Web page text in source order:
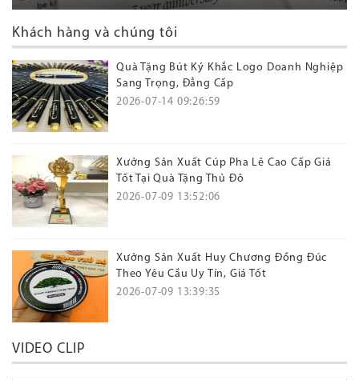
Khách hàng và chúng tôi
Quà Tặng Bút Ký Khắc Logo Doanh Nghiệp
Sang Trọng, Đẳng Cấp
2026-07-14 09:26:59
Xưởng Sản Xuất Cúp Pha Lê Cao Cấp Giá
Tốt Tại Quà Tặng Thủ Đô
2026-07-09 13:52:06
Xưởng Sản Xuất Huy Chương Đồng Đúc
Theo Yêu Cầu Uy Tín, Giá Tốt
2026-07-09 13:39:35
VIDEO CLIP